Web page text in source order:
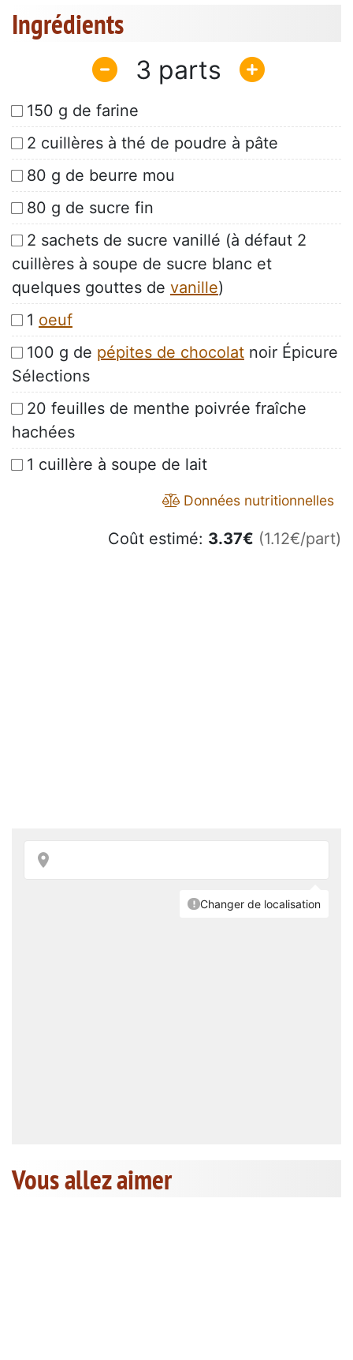
Ingrédients
3
150 g de farine
2 cuillères à thé de poudre à pâte
80 g de beurre mou
80 g de sucre fin
2 sachets de sucre vanillé (à défaut 2
cuillères à soupe de sucre blanc et
quelques gouttes de vanille)
1 oeuf
100 g de pépites de chocolat noir Épicure
Sélections
20 feuilles de menthe poivrée fraîche
hachées
1 cuillère à soupe de lait
Données nutritionnelles
Coût estimé: 3.37€ (1.12€/part)
Vous allez aimer